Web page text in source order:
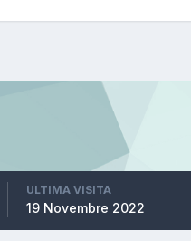
ULTIMA VISITA
19 Novembre 2022